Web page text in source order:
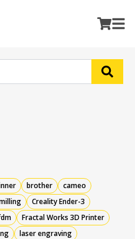
brother
cameo
Creality Ender-3
Fractal Works 3D Printer
laser engraving